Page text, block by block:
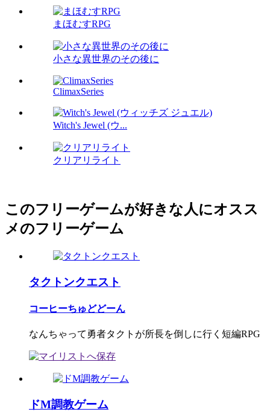
まほむすRPG
小さな異世界のその後に
ClimaxSeries
Witch's Jewel (ウ...
クリアリライト
このフリーゲームが好きな人にオスス
メのフリーゲーム
タクトンクエスト
コーヒーちゅどどーん
なんちゃって勇者タクトが所長を倒しに行く短編RPG
ドM調教ゲーム